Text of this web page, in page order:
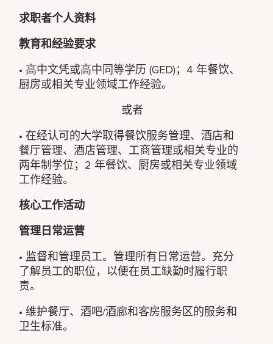
求职者个人资料
教育和经验要求
• 高中文凭或高中同等学历 (GED)；4 年餐饮、
厨房或相关专业领域工作经验。
或者
• 在经认可的大学取得餐饮服务管理、酒店和
餐厅管理、酒店管理、工商管理或相关专业的
两年制学位；2 年餐饮、厨房或相关专业领域
工作经验。
核心工作活动
管理日常运营
• 监督和管理员工。管理所有日常运营。充分
了解员工的职位，以便在员工缺勤时履行职
责。
• 维护餐厅、酒吧/酒廊和客房服务区的服务和
卫生标准。